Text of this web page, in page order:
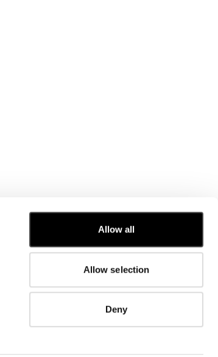
Allow all
Allow selection
Deny
SERVIZIO CLIENTI
INFORMAZIONI AZIENDALI
CONTATTACI